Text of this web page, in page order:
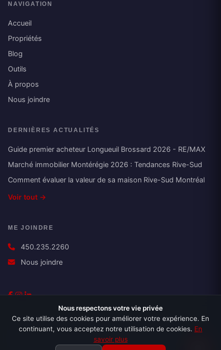
NAVIGATION
Accueil
Propriétés
Blog
Outils
À propos
Nous joindre
DERNIÈRES ACTUALITÉS
Guide premier acheteur Longueuil Brossard 2026 - RE/MAX
Marché immobilier Montérégie 2026 : Tendances Rive-Sud
Comment évaluer la valeur de sa maison Rive-Sud Montréal
Voir tout →
ME JOINDRE
450.235.2260
Nous joindre
Conditions d'utilisation
Nous respectons votre vie privée
Ce site utilise des cookies pour améliorer votre expérience. En
continuant, vous acceptez notre utilisation de cookies. En
savoir plus